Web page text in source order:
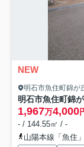
NEW
明石市魚住町錦が
明石市魚住町錦
1,967万4,000
- / 144.55㎡ / -
山陽本線「魚住